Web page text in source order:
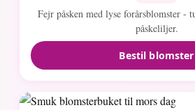
Fejr påsken med lyse forårsblomster -
påskeliljer.
Bestil blomster